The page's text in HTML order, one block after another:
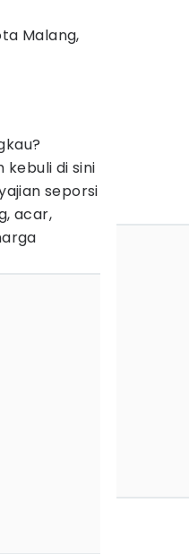
Malang,
di sini
seporsi
acar,